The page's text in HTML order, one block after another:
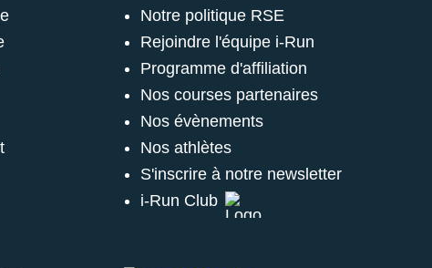
Notre politique RSE
Rejoindre l'équipe i-Run
Programme d'affiliation
Nos courses partenaires
Nos évènements
Nos athlètes
S'inscrire à notre newsletter
i-Run Club